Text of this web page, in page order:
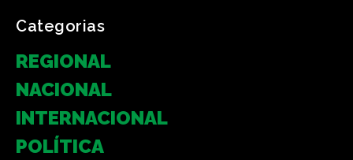
Categorias
REGIONAL
NACIONAL
INTERNACIONAL
POLÍTICA